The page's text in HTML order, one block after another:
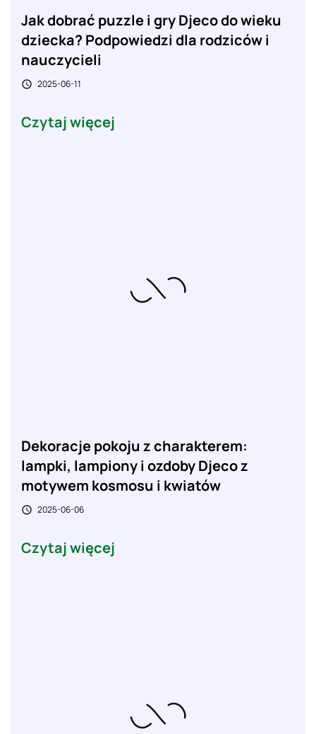
Jak dobrać puzzle i gry Djeco do wieku
dziecka? Podpowiedzi dla rodziców i
nauczycieli
 2025-06-11
Czytaj więcej
Dekoracje pokoju z charakterem:
lampki, lampiony i ozdoby Djeco z
motywem kosmosu i kwiatów
 2025-06-06
Czytaj więcej